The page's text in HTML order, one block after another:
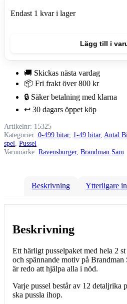
Endast 1 kvar i lager
Sam
aktion
2x12
Bitar
mängd
Lägg till i
🚚 Skickas nästa vardag
📦 Fri frakt över 800 kr
🔒 Säker betalning med klarna
↩️ 30 dagars öppet köp
Artikelnr: 15325
Kategorier: 0-499 bitar, 1-49 bitar, Antal
spel Pussel
Varumärke: Ravensburger, Brandman Sam
Beskrivning Ytterligare
Beskrivning
Ett härligt pusselpaket med hela 2
och spännande motiv på Brandman
är redo att hjälpa alla i nöd.
Varje pussel består av 12 detaljrika
ska pussla ihop.